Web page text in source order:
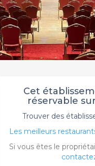
Cet
réservable
Trouver des
Les meilleurs
Si vous êtes le